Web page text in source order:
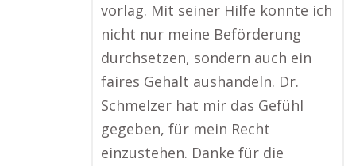
vorlag. Mit seiner Hilfe konnte ich
nicht nur meine Beförderung
durchsetzen, sondern auch ein
faires Gehalt aushandeln. Dr.
Schmelzer hat mir das Gefühl
gegeben, für mein Recht
einzustehen. Danke für die